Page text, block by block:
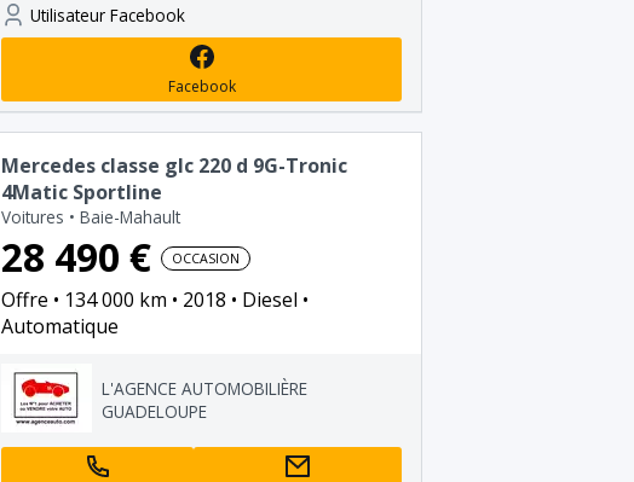
Utilisateur Facebook
Facebook
Mercedes classe glc 220 d 9G-Tronic
4Matic Sportline
Voitures • Baie-Mahault
28 490 € OCCASION
Offre 134 000 km 2018
Diesel
Automatique
L'AGENCE AUTOMOBILIÈRE
GUADELOUPE